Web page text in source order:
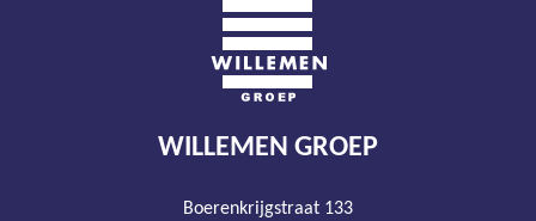
WILLEMEN GROEP
Boerenkrijgstraat 133